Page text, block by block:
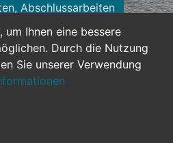
Ihnen eine bessere
Durch die Nutzung
Sie unserer Verwendung
Abschlussarbeiten
Sekretariat
Nebenjobs
duale Ausbildung